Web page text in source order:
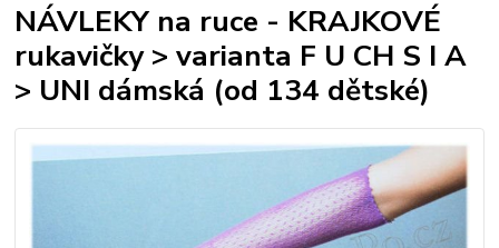
NÁVLEKY na ruce - KRAJKOVÉ
rukavičky > varianta F U CH S I A
> UNI dámská (od 134 dětské)